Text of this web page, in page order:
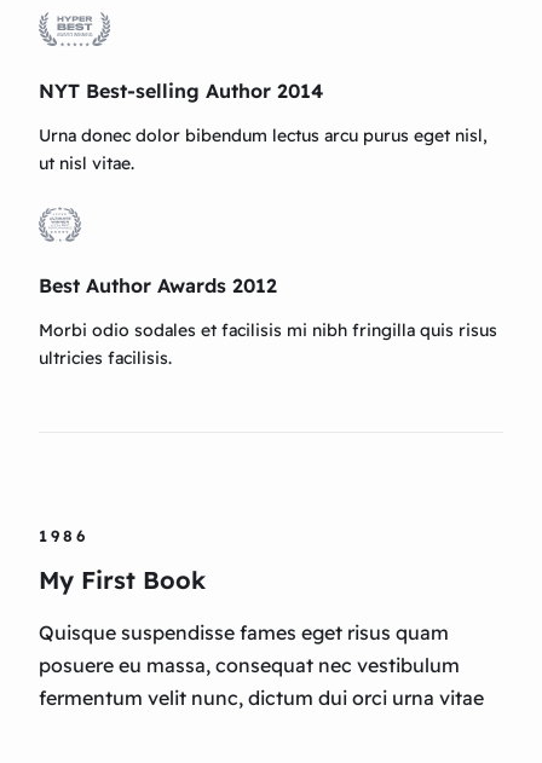
NYT Best-selling Author 2014
Urna donec dolor bibendum lectus arcu purus eget nisl,
ut nisl vitae.
Best Author Awards 2012
Morbi odio sodales et facilisis mi nibh fringilla quis risus
ultricies facilisis.
1986
My First Book
Quisque suspendisse fames eget risus quam
posuere eu massa, consequat nec vestibulum
fermentum velit nunc, dictum dui orci urna vitae